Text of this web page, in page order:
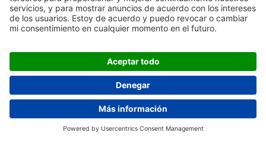
545 artículos disponibles
Desde3,56 €